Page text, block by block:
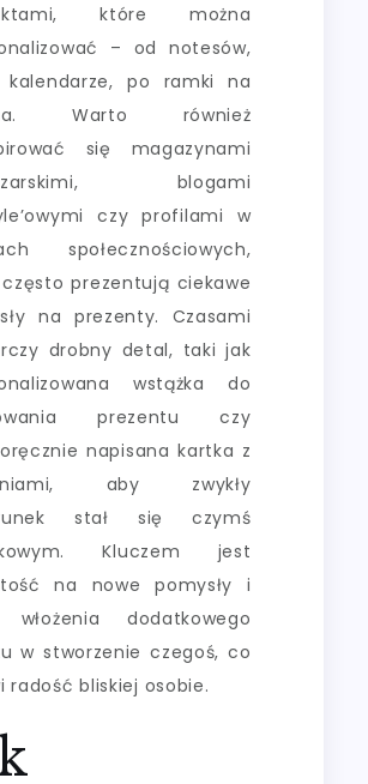
które można
– od notesów,
kalendarze, po ramki na
Warto również
się magazynami
blogami
czy profilami w
społecznościowych,
prezentują ciekawe
na prezenty. Czasami
drobny detal, taki jak
wstążka do
prezentu czy
napisana kartka z
aby zwykły
stał się czymś
Kluczem jest
na nowe pomysły i
dodatkowego
w stworzenie czegoś, co
radość bliskiej osobie.